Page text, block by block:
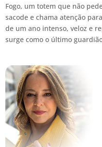
Fogo, um totem que não
sacode e chama atenção
de um ano intenso, veloz e
surge como o último